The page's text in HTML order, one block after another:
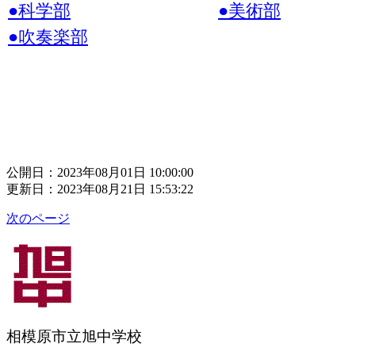
●科学部
●美術部
●吹奏楽部
公開日：2023年08月01日 10:00:00
更新日：2023年08月21日 15:53:22
次のページ
相模原市立旭中学校